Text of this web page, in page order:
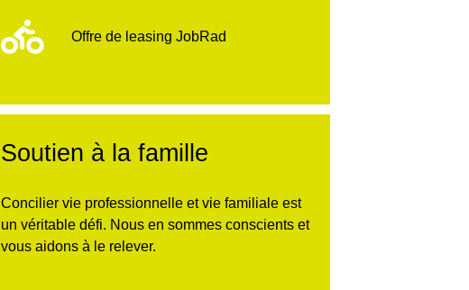
Offre de leasing JobRad
Soutien à la famille
Concilier vie professionnelle et vie familiale est
un véritable défi. Nous en sommes conscients et
vous aidons à le relever.